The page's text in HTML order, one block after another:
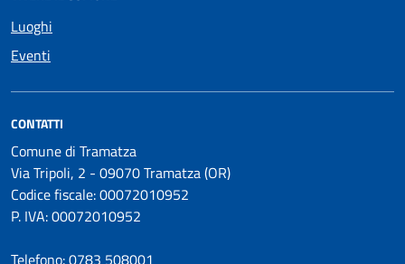
Luoghi
Eventi
CONTATTI
Comune di Tramatza
Via Tripoli, 2 - 09070 Tramatza (OR)
Codice fiscale: 00072010952
P. IVA: 00072010952
Telefono:0783 508001